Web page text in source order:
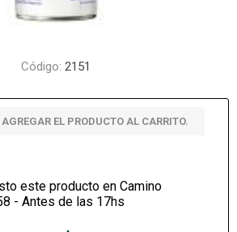
Código: 2151
EL PRODUCTO AL CARRITO.
este producto en Camino
- Antes de las 17hs